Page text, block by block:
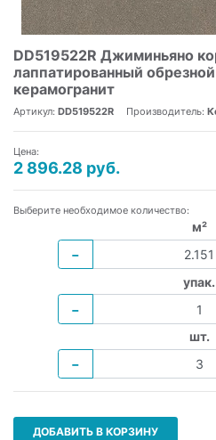
DD519522R Джиминьяно
лаппатированный
керамогранит
Артикул: DD519522R Производитель:
Цена:
2 896.28 руб.
Выберите необходимое количество:
м²
−
упак.
−
шт.
−
ДОБАВИТЬ В КОРЗИНУ